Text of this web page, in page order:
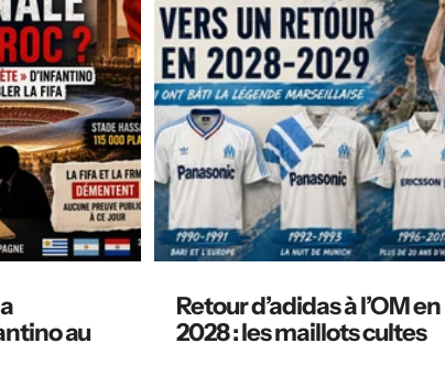
au
Retour d’adidas à l’OM en
2028 : les maillots cultes